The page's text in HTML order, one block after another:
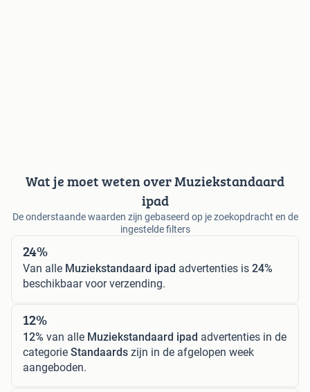
Wat je moet weten over Muziekstandaard
ipad
De onderstaande waarden zijn gebaseerd op je zoekopdracht en de
ingestelde filters
24%
Van alle Muziekstandaard ipad advertenties is 24%
beschikbaar voor verzending.
12%
12% van alle Muziekstandaard ipad advertenties in de
categorie Standaards zijn in de afgelopen week
aangeboden.